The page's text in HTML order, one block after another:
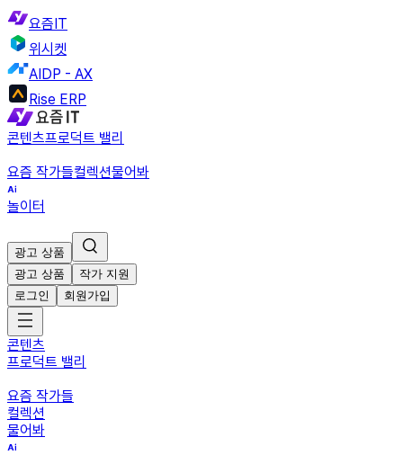
요즘IT
위시켓
AIDP - AX
Rise ERP
콘텐츠프로덕트 밸리
요즘 작가들컬렉션물어봐
놀이터
광고 상품
광고 상품
작가 지원
로그인
회원가입
콘텐츠
프로덕트 밸리
요즘 작가들
컬렉션
물어봐